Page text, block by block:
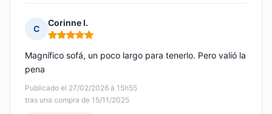
C
Corinne I.
Nota: 5 de 5
Publicado el 27/02/2026 à 15h55
tras una compra de 15/11/2025
Magnífico sofá, un poco largo para tenerlo. Pero valió la
pena